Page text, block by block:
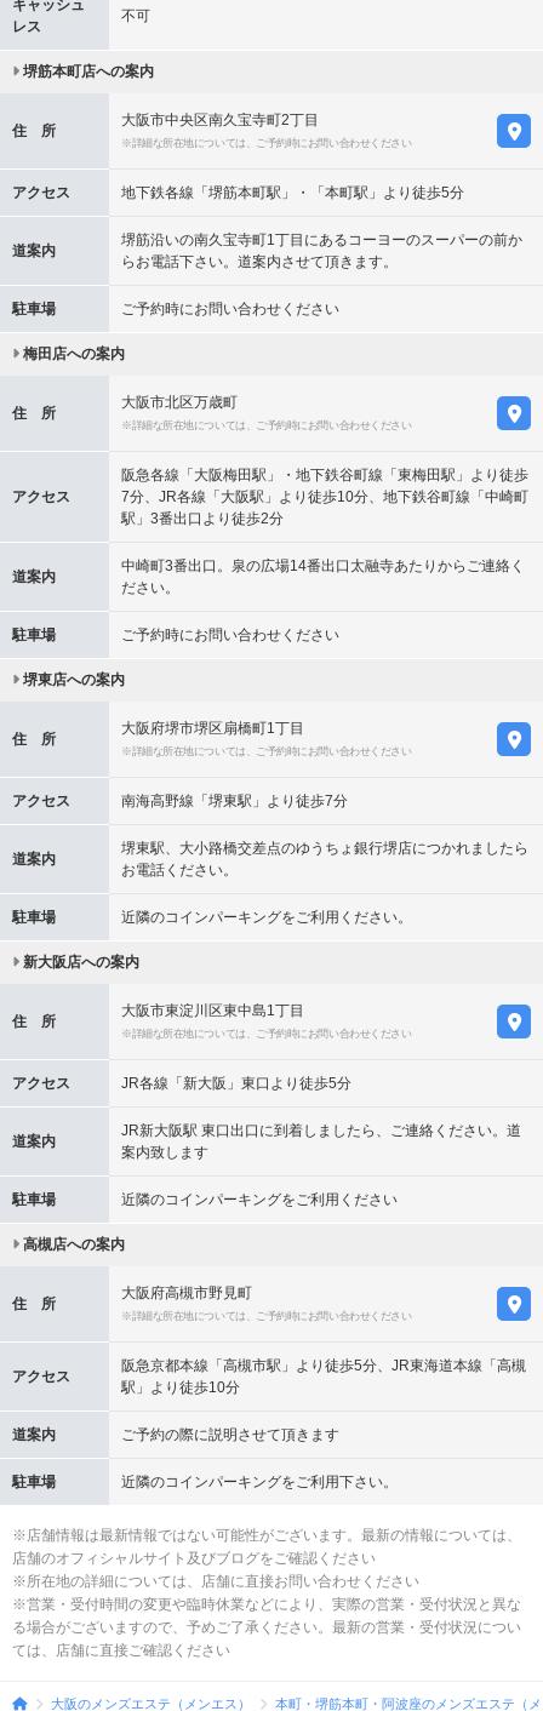
キャッシュ
レス
不可
堺筋本町店への案内
住 所
大阪市中央区南久宝寺町2丁目
※詳細な所在地については、ご予約時にお問い合わせください
アクセス 地下鉄各線「堺筋本町駅」・「本町駅」より徒歩5分
道案内
堺筋沿いの南久宝寺町1丁目にあるコーヨーのスーパーの前か
らお電話下さい。道案内させて頂きます。
駐車場 ご予約時にお問い合わせください
梅田店への案内
住 所
大阪市北区万歳町
※詳細な所在地については、ご予約時にお問い合わせください
アクセス
阪急各線「大阪梅田駅」・地下鉄谷町線「東梅田駅」より徒歩
7分、JR各線「大阪駅」より徒歩10分、地下鉄谷町線「中崎町
駅」3番出口より徒歩2分
道案内
中崎町3番出口。泉の広場14番出口太融寺あたりからご連絡く
ださい。
駐車場 ご予約時にお問い合わせください
堺東店への案内
住 所
大阪府堺市堺区扇橋町1丁目
※詳細な所在地については、ご予約時にお問い合わせください
アクセス 南海高野線「堺東駅」より徒歩7分
道案内
堺東駅、大小路橋交差点のゆうちょ銀行堺店につかれましたら
お電話ください。
駐車場 近隣のコインパーキングをご利用ください。
新大阪店への案内
住 所
大阪市東淀川区東中島1丁目
※詳細な所在地については、ご予約時にお問い合わせください
アクセス JR各線「新大阪」東口より徒歩5分
道案内
JR新大阪駅 東口出口に到着しましたら、ご連絡ください。道
案内致します
駐車場 近隣のコインパーキングをご利用ください
高槻店への案内
住 所
大阪府高槻市野見町
※詳細な所在地については、ご予約時にお問い合わせください
アクセス
阪急京都本線「高槻市駅」より徒歩5分、JR東海道本線「高槻
駅」より徒歩10分
道案内 ご予約の際に説明させて頂きます
駐車場 近隣のコインパーキングをご利用下さい。
※店舗情報は最新情報ではない可能性がございます。最新の情報については、
店舗のオフィシャルサイト及びブログをご確認ください
※所在地の詳細については、店舗に直接お問い合わせください
※営業・受付時間の変更や臨時休業などにより、実際の営業・受付状況と異な
る場合がございますので、予めご了承ください。最新の営業・受付状況につい
ては、店舗に直接ご確認ください
大阪のメンズエステ（メンエス） 本町・堺筋本町・阿波座のメンズエステ（